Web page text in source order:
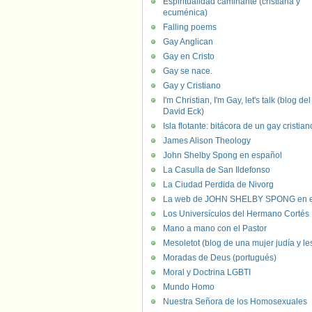
ecuménica)
Falling poems
Gay Anglican
Gay en Cristo
Gay se nace.
Gay y Cristiano
I'm Christian, I'm Gay, let's talk (blog del
David Eck)
Isla flotante: bitácora de un gay
James Alison Theology
John Shelby Spong en español
La Casulla de San Ildefonso
La Ciudad Perdida de Nivorg
La web de JOHN SHELBY SPONG en
Los Universículos del Hermano Cortés
Mano a mano con el Pastor
Mesoletot (blog de una mujer judía y
Moradas de Deus (portugués)
Moral y Doctrina LGBTI
Mundo Homo
Nuestra Señora de los Homosexuales